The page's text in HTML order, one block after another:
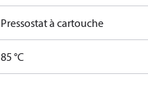
Pressostat à cartouche
85 °C